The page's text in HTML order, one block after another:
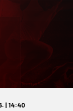
| 14:40